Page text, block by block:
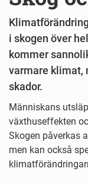
i skogen över
kommer
varmare klimat,
skador.
Människans
växthuseffekten
Skogen påverkas
men kan också